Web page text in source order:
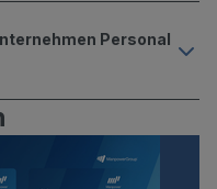
Personal